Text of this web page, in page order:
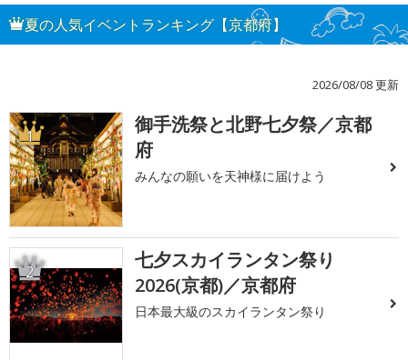
夏の人気イベントランキング【京都府】
2026/08/08 更新
1
御手洗祭と北野七夕祭／京都
府
みんなの願いを天神様に届けよう
2
七夕スカイランタン祭り
2026(京都)／京都府
日本最大級のスカイランタン祭り